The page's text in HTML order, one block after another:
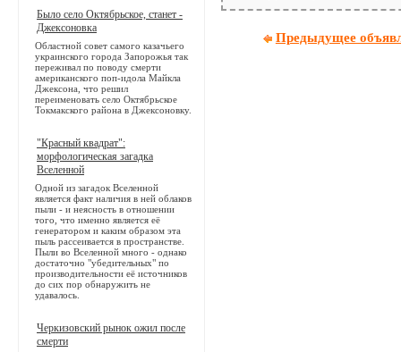
Предыдущее
Было село Октябрьское, станет -
Джексоновка
Областной совет самого казачьего
украинского города Запорожья так
переживал по поводу смерти
американского поп-идола Майкла
Джексона, что решил
переименовать село Октябрьское
Токмакского района в Джексоновку.
"Красный квадрат":
морфологическая загадка
Вселенной
Одной из загадок Вселенной
является факт наличия в ней облаков
пыли - и неясность в отношении
того, что именно является её
генератором и каким образом эта
пыль рассеивается в пространстве.
Пыли во Вселенной много - однако
достаточно "убедительных" по
производительности её источников
до сих пор обнаружить не
удавалось.
Черкизовский рынок ожил после
смерти